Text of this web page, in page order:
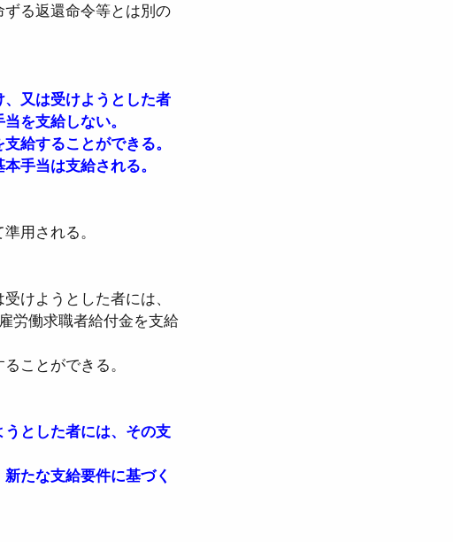
る返還命令等とは別の
又は受けようとした者
を支給しない。
給することができる。
手当は支給される。
用される。
けようとした者には、
労働求職者給付金を支給
ことができる。
とした者には、その支
たな支給要件に基づく